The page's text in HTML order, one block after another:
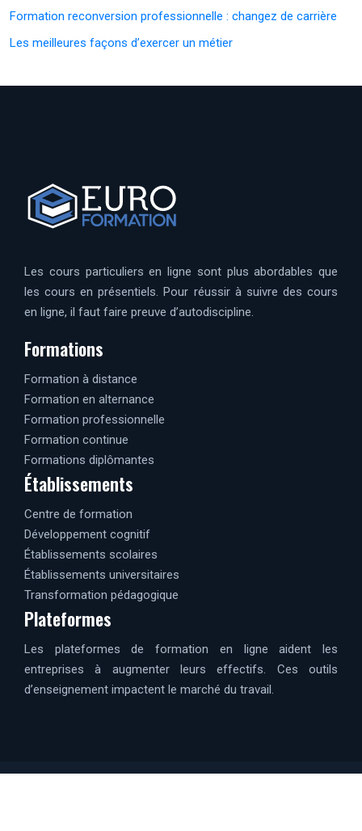
Formation reconversion professionnelle : changez de carrière
Les meilleures façons d’exercer un métier
Les cours particuliers en ligne sont plus abordables que
les cours en présentiels. Pour réussir à suivre des cours
en ligne, il faut faire preuve d’autodiscipline.
Formations
Formation à distance
Formation en alternance
Formation professionnelle
Formation continue
Formations diplômantes
Établissements
Centre de formation
Développement cognitif
Établissements scolaires
Établissements universitaires
Transformation pédagogique
Plateformes
Les plateformes de formation en ligne aident les
entreprises à augmenter leurs effectifs. Ces outils
d’enseignement impactent le marché du travail.